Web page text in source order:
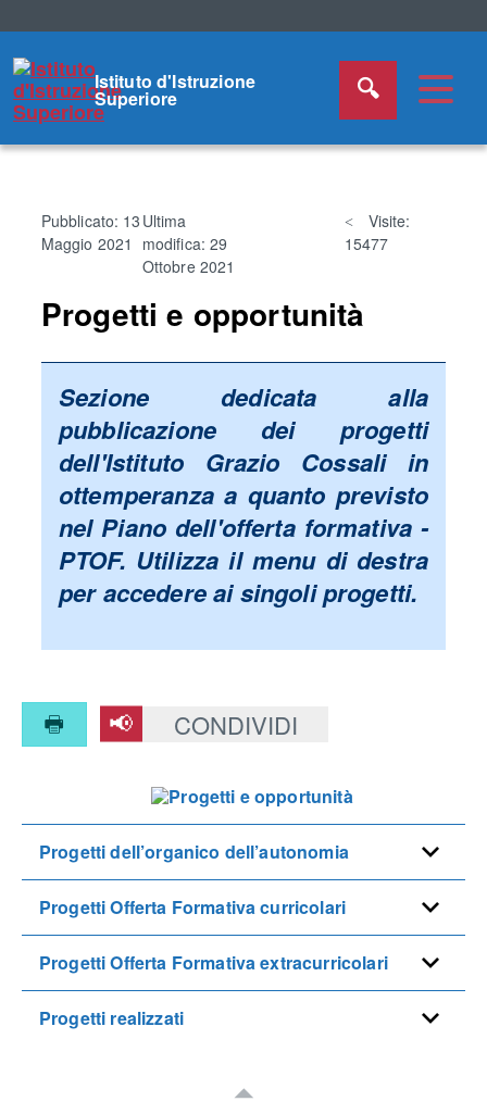
Istituto d'Istruzione
Superiore
Pubblicato: 13
Maggio 2021
Ultima
modifica: 29
Ottobre 2021
Visite:
15477
Progetti e opportunità
Sezione dedicata alla
pubblicazione dei progetti
dell'Istituto Grazio Cossali in
ottemperanza a quanto previsto
nel Piano dell'offerta formativa -
PTOF. Utilizza il menu di destra
per accedere ai singoli progetti.
CONDIVIDI
Progetti
Progetti dell’organico dell’autonomia
Progetti Offerta Formativa curricolari
Progetti Offerta Formativa extracurricolari
Progetti realizzati